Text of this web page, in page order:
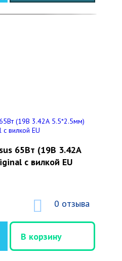
65Вт (19В 3.42А
с вилкой EU
0 отзыва
В корзину